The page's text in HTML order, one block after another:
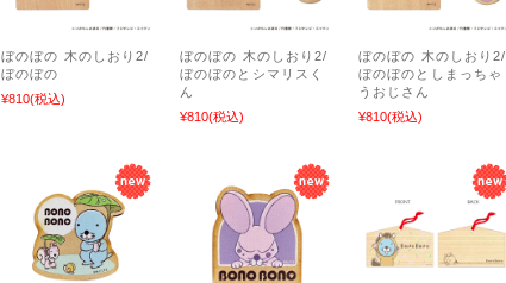
ぼのぼの 木のしおり2/
ぼのぼの
¥810(税込)
ぼのぼの 木のしおり2/
ぼのぼのとシマリスく
ん
¥810(税込)
ぼのぼの 木のしおり2/
ぼのぼのとしまっちゃ
うおじさん
¥810(税込)